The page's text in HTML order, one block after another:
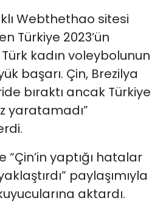
Webthethao sitesi
Türkiye 2023’ün
kadın voleybolunun
başarı. Çin, Brezilya
bıraktı ancak Türkiye
yaratamadı”
“Çin’in yaptığı hatalar
paylaşımıyla
aktardı.